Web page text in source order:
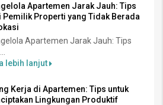
Apartemen Jarak Jauh: Tips
Pemilik Properti yang Tidak Berada
Apartemen Jarak Jauh: Tips
lebih lanjut
Kerja di Apartemen: Tips untuk
Lingkungan Produktif